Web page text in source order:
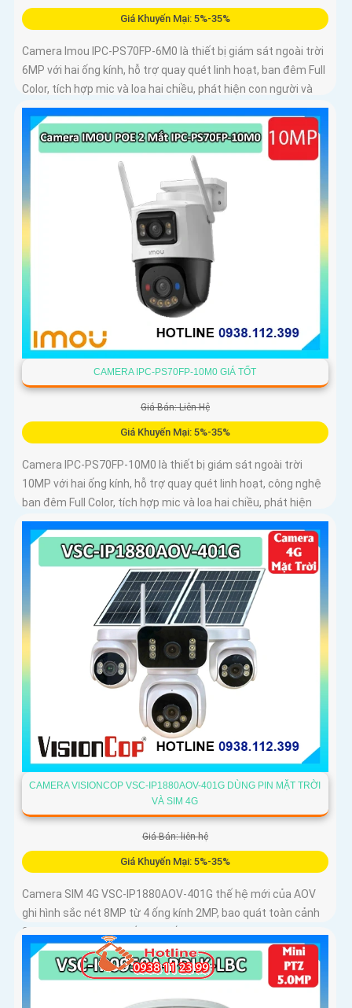
Giá Khuyến Mại: 5%-35%
Camera Imou IPC-PS70FP-6M0 là thiết bị giám sát ngoài trời
6MP với hai ống kính, hỗ trợ quay quét linh hoạt, ban đêm Full
Color, tích hợp mic và loa hai chiều, phát hiện con người và
phương tiện, phù hợp lắp đặt cho gia đình, cửa hàng và văn
phòng
CAMERA IPC-PS70FP-10M0 GIÁ TỐT
Giá Bán: Liên Hệ
Giá Khuyến Mại: 5%-35%
Camera IPC-PS70FP-10M0 là thiết bị giám sát ngoài trời
10MP với hai ống kính, hỗ trợ quay quét linh hoạt, công nghệ
ban đêm Full Color, tích hợp mic và loa hai chiều, phát hiện
con người và phương tiện, phù hợp lắp đặt cho gia đình, cửa
hàng và văn phòng
CAMERA VISIONCOP VSC-IP1880AOV-401G DÙNG PIN MẶT TRỜI
VÀ SIM 4G
Giá Bán: liên hệ
Giá Khuyến Mại: 5%-35%
Camera SIM 4G VSC-IP1880AOV-401G thế hệ mới của AOV
ghi hình sắc nét 8MP từ 4 ống kính 2MP, bao quát toàn cảnh
360°. Pin 16000mAh kết hợp tấm sạc năng lượng mặt trời
15W giúp duy trì hoạt động ổn định